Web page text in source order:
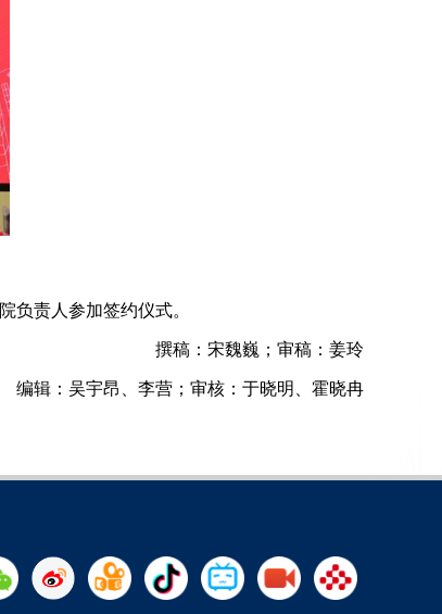
负责人参加签约仪式。
撰稿：宋魏巍；审稿：姜玲
编辑：吴宇昂、李营；审核：于晓明、霍晓冉